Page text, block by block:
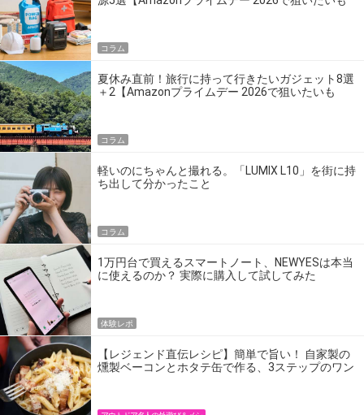
コラム
夏休み直前！旅行に持って行きたいガジェット8選
＋2【Amazonプライムデー 2026で狙いたいも
コラム
軽いのにちゃんと撮れる。「LUMIX L10」を街に持
ち出して分かったこと
コラム
1万円台で買えるスマートノート、NEWYESは本当
に使えるのか？ 実際に購入して試してみた
体験レポ
【レジェンド直伝レシピ】簡単で旨い！ 自家製の
燻製ベーコンとホタテ缶で作る、3ステップのワン